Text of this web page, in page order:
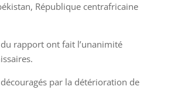
République centrafricaine
rapport ont fait l’unanimité
par la détérioration de